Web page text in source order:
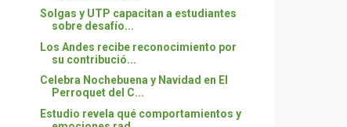
Solgas y UTP capacitan a estudiantes
sobre desafío...
Los Andes recibe reconocimiento por
su contribució...
Celebra Nochebuena y Navidad en El
Perroquet del C...
Estudio revela qué comportamientos y